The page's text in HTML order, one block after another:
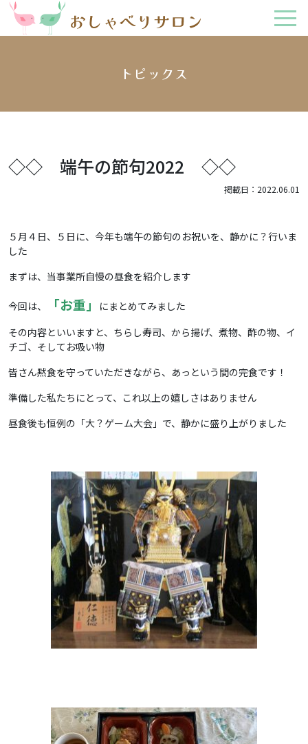
トピックス
◇◇ 端午の節句2022 ◇◇
掲載日：2022.06.01
５月４日、５日に、今年も端午の節句のお祝いを、静かに？行いま
した
まずは、当事業所自慢の昼食を紹介します
今回は、 「お重」
にまとめてみました
その内容といいますと、ちらし寿司、から揚げ、煮物、酢の物、イ
チゴ、そしてお吸い物
皆さん黙食を守っていただきながら、あっという間の完食です！
準備した私たちにとって、これ以上の嬉しさはありません
昼食後も恒例の「大？ゲーム大会」で、静かに盛り上がりました